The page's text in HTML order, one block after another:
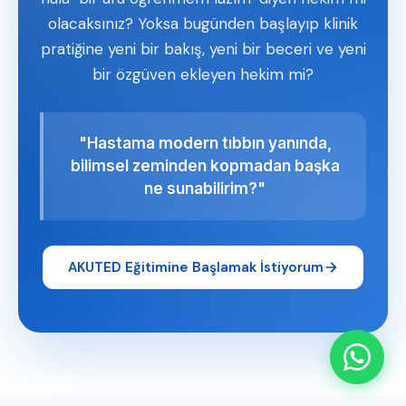
olacaksınız? Yoksa bugünden başlayıp klinik
pratiğine yeni bir bakış, yeni bir beceri ve yeni
bir özgüven ekleyen hekim mi?
"Hastama modern tıbbın yanında,
bilimsel zeminden kopmadan başka
ne sunabilirim?"
AKUTED Eğitimine Başlamak İstiyorum